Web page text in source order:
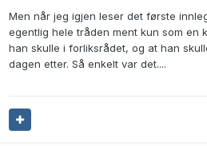
Men når jeg igjen leser det første
egentlig hele tråden ment kun som en
han skulle i forliksrådet, og at han
dagen etter. Så enkelt var det....